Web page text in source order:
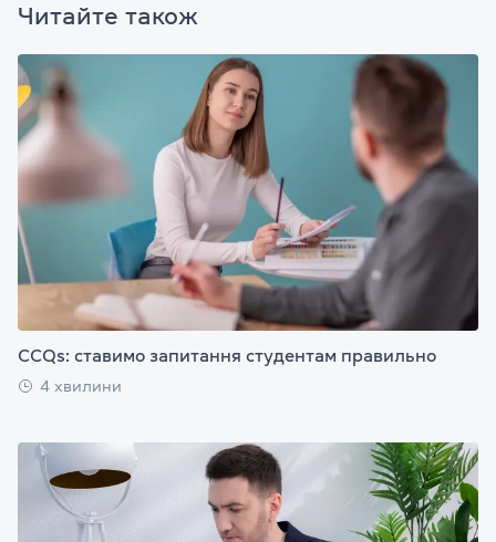
Читайте також
CCQs: ставимо запитання студентам правильно
4 хвилини